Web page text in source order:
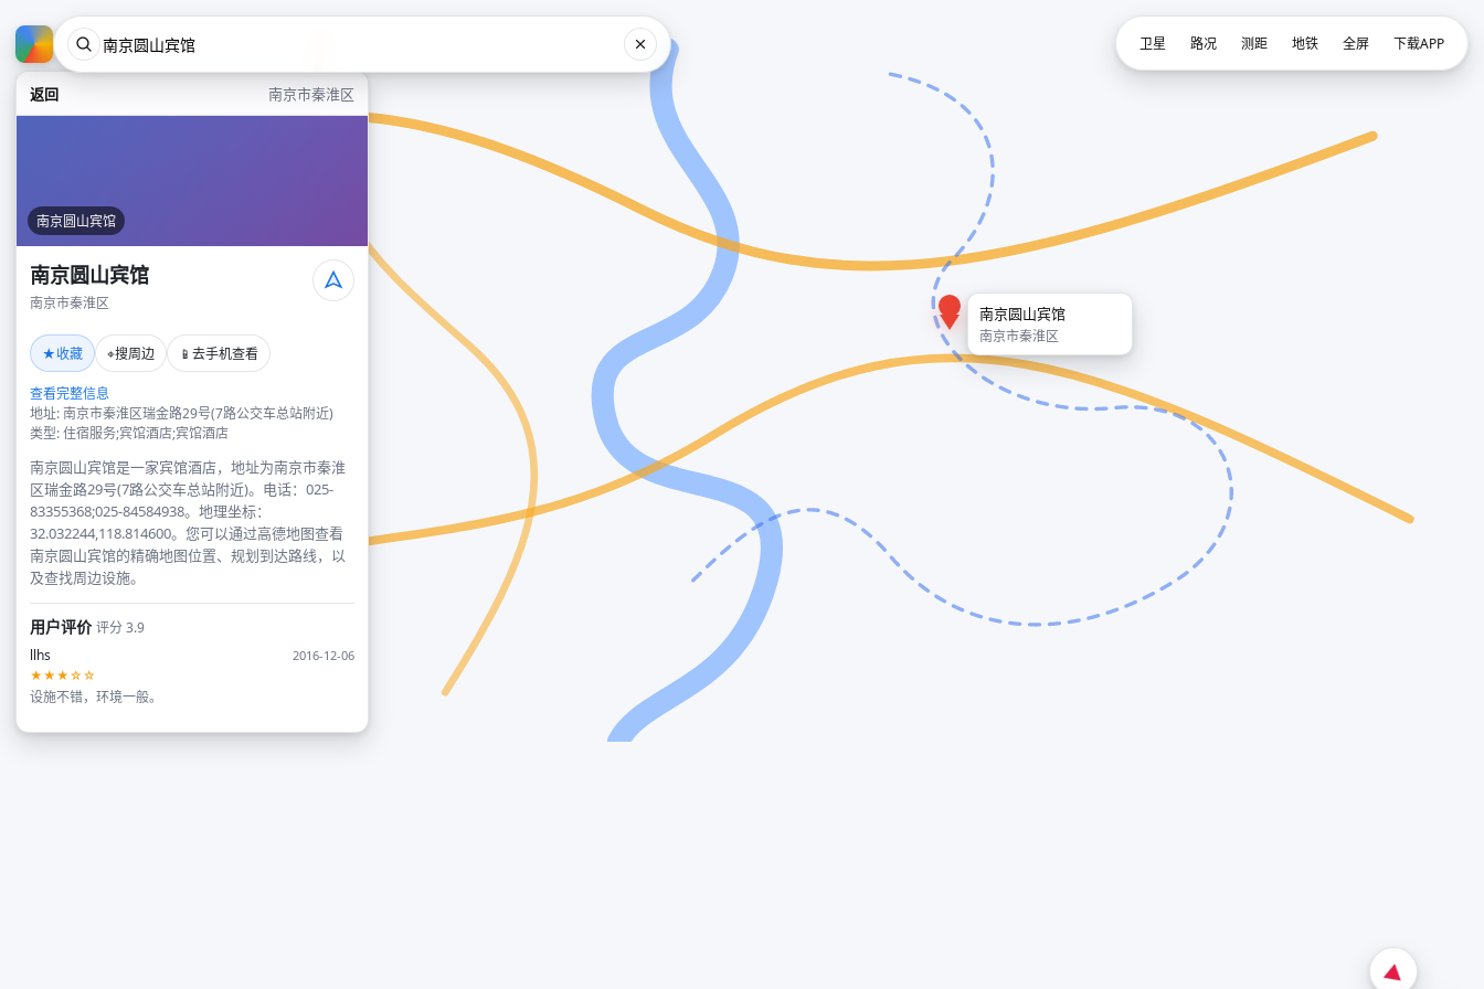
返回 南京市秦淮区
南京圆山宾馆
南京圆山宾馆
南京市秦淮区
★收藏 ⌖搜周边 📱 去手机查看
查看完整信息
地址: 南京市秦淮区瑞金路29号(7路公交车总站附近)
类型: 住宿服务;宾馆酒店;宾馆酒店
南京圆山宾馆是一家宾馆酒店，地址为南京市秦淮
区瑞金路29号(7路公交车总站附近)。电话：025-
83355368;025-84584938。地理坐标：
32.032244,118.814600。您可以通过高德地图查看
南京圆山宾馆的精确地图位置、规划到达路线，以
及查找周边设施。
用户评价评分 3.9
llhs
2016-12-06
★★★☆☆
设施不错，环境一般。
南京圆山宾馆
南京市秦淮区
卫星 路况 测距 地铁 全屏 下载APP